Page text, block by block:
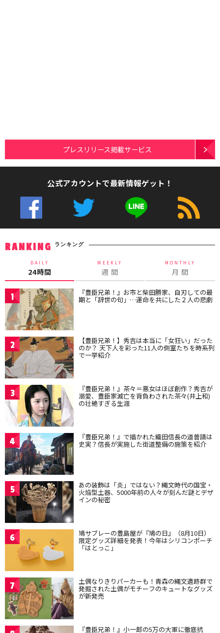
プレスリリース掲載サービス
公式アカウントで最新情報ゲット！
RANKING ランキング
DAILY
24時間
WEEKLY
週 間
MONTHLY
月 間
1 『豊臣兄弟！』お市と柴田勝家、自刃しての最
期と「辞世の句」…運命を共にした２人の悲劇
2 【豊臣兄弟！】秀吉は本当に「女狂い」だった
のか？ 天下人を彩った11人の側室たちを時系列
で一挙紹介
3 『豊臣兄弟！』茶々＝悪女はほぼ創作？秀吉が
溺愛、豊臣家滅亡を背負わされた茶々(井上和)
の壮絶すぎる生涯
4 『豊臣兄弟！』で描かれた織田信長の道普請は
史実？信長が実施した街道整備の施策を紹介
5 あの装飾は「炎」ではない？縄文時代の国宝・
火焔型土器、5000年前の人々が刻んだ謎とデザ
インの秘密
6 鳩サブレーの豊島屋が『鳩の日』（8月10日）
限定グッズ詳細を発表！今年はシリコンポーチ
「はとっこ」
7 土偶なりきりパーカーも！青森の縄文遺跡群で
発掘された土偶がモチーフのキュートなグッズ
が新発売
『豊臣兄弟！』小一郎の5万の大軍に徹底抗